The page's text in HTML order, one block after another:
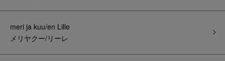
meri ja kuu/en Lille
メリヤクー/リーレ